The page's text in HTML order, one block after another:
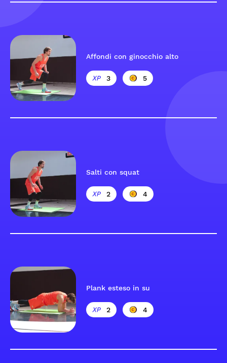
Affondi con ginocchio alto
3 5
Salti con squat
2 4
Plank esteso in su
2 4